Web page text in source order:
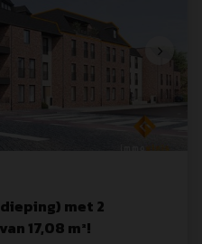
met 2
17,08 m²!